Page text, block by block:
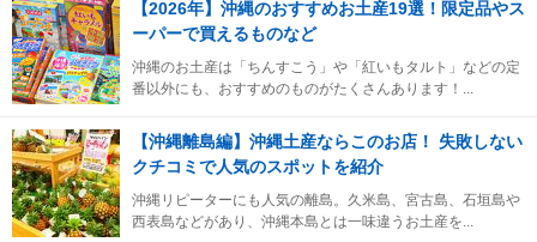
【2026年】沖縄のおすすめお土産19選！限定品やス
ーパーで買えるものなど
沖縄のお土産は「ちんすこう」や「紅いもタルト」などの定
番以外にも、おすすめのものがたくさんあります！...
【沖縄離島編】沖縄土産ならこのお店！ 失敗しない
クチコミで人気のスポットを紹介
沖縄リピーターにも人気の離島。久米島、宮古島、石垣島や
西表島などがあり、沖縄本島とは一味違うお土産を...